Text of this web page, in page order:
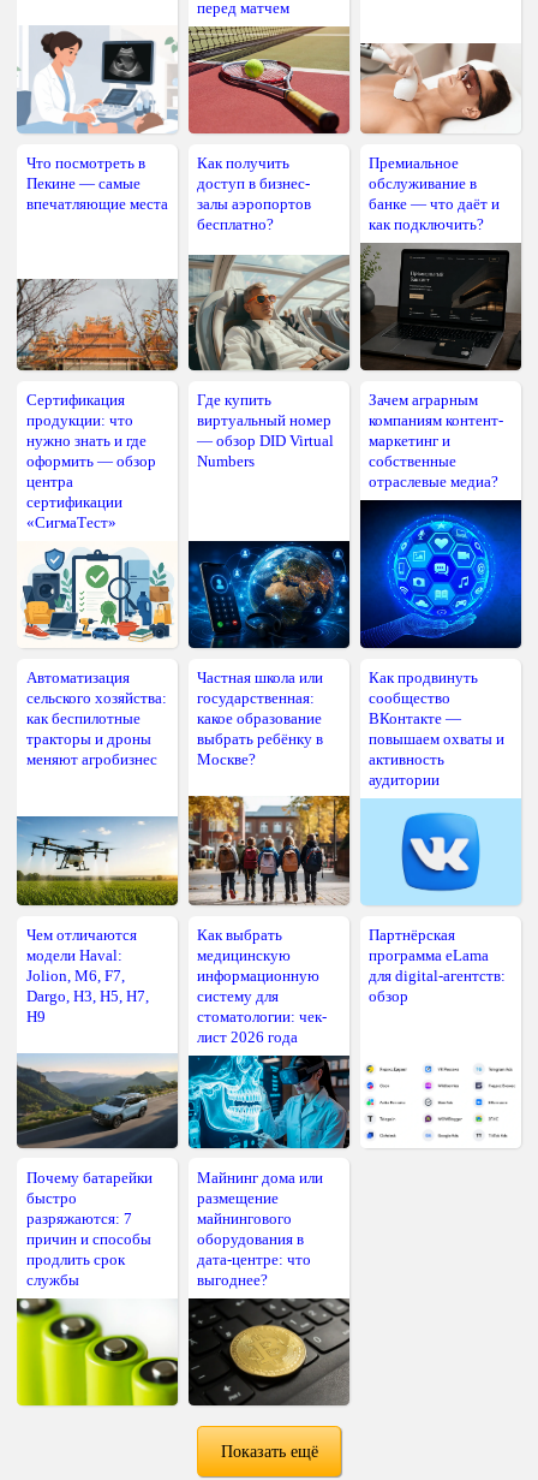
перед матчем
Что посмотреть в
Пекине — самые
впечатляющие места
Как получить
доступ в бизнес-
залы аэропортов
бесплатно?
Премиальное
обслуживание в
банке — что даёт и
как подключить?
Сертификация
продукции: что
нужно знать и где
оформить — обзор
центра
сертификации
«СигмаТест»
Где купить
виртуальный номер
— обзор DID Virtual
Numbers
Зачем аграрным
компаниям контент-
маркетинг и
собственные
отраслевые медиа?
Автоматизация
сельского хозяйства:
как беспилотные
тракторы и дроны
меняют агробизнес
Частная школа или
государственная:
какое образование
выбрать ребёнку в
Москве?
Как продвинуть
сообщество
ВКонтакте —
повышаем охваты и
активность
аудитории
Чем отличаются
модели Haval:
Jolion, M6, F7,
Dargo, H3, H5, H7,
H9
Как выбрать
медицинскую
информационную
систему для
стоматологии: чек-
лист 2026 года
Партнёрская
программа eLama
для digital-агентств:
обзор
Почему батарейки
быстро
разряжаются: 7
причин и способы
продлить срок
службы
Майнинг дома или
размещение
майнингового
оборудования в
дата-центре: что
выгоднее?
Показать ещё